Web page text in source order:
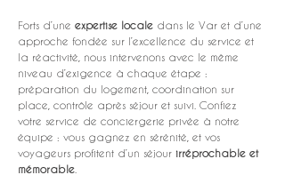
Forts d’une expertise locale dans le Var et d’une
approche fondée sur l’excellence du service et
la réactivité, nous intervenons avec le même
niveau d’exigence à chaque étape :
préparation du logement, coordination sur
place, contrôle après séjour et suivi. Confiez
votre service de conciergerie privée à notre
équipe : vous gagnez en sérénité, et vos
voyageurs profitent d’un séjour irréprochable et
mémorable